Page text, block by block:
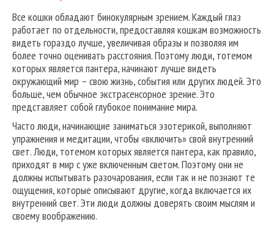
Все кошки обладают бинокулярным зрением. Каждый глаз
работает по отдельности, предоставляя кошкам возможность
видеть гораздо лучше, увеличивая образы и позволяя им
более точно оценивать расстояния. Поэтому люди, тотемом
которых является пантера, начинают лучше видеть
окружающий мир – свою жизнь, события или других людей. Это
больше, чем обычное экстрасенсорное зрение. Это
представляет собой глубокое понимание мира.
Часто люди, начинающие заниматься эзотерикой, выполняют
упражнения и медитации, чтобы «включить» свой внутренний
свет. Люди, тотемом которых является пантера, как правило,
приходят в мир с уже включенным светом. Поэтому они не
должны испытывать разочарования, если так и не познают те
ощущения, которые описывают другие, когда включается их
внутренний свет. Эти люди должны доверять своим мыслям и
своему воображению.